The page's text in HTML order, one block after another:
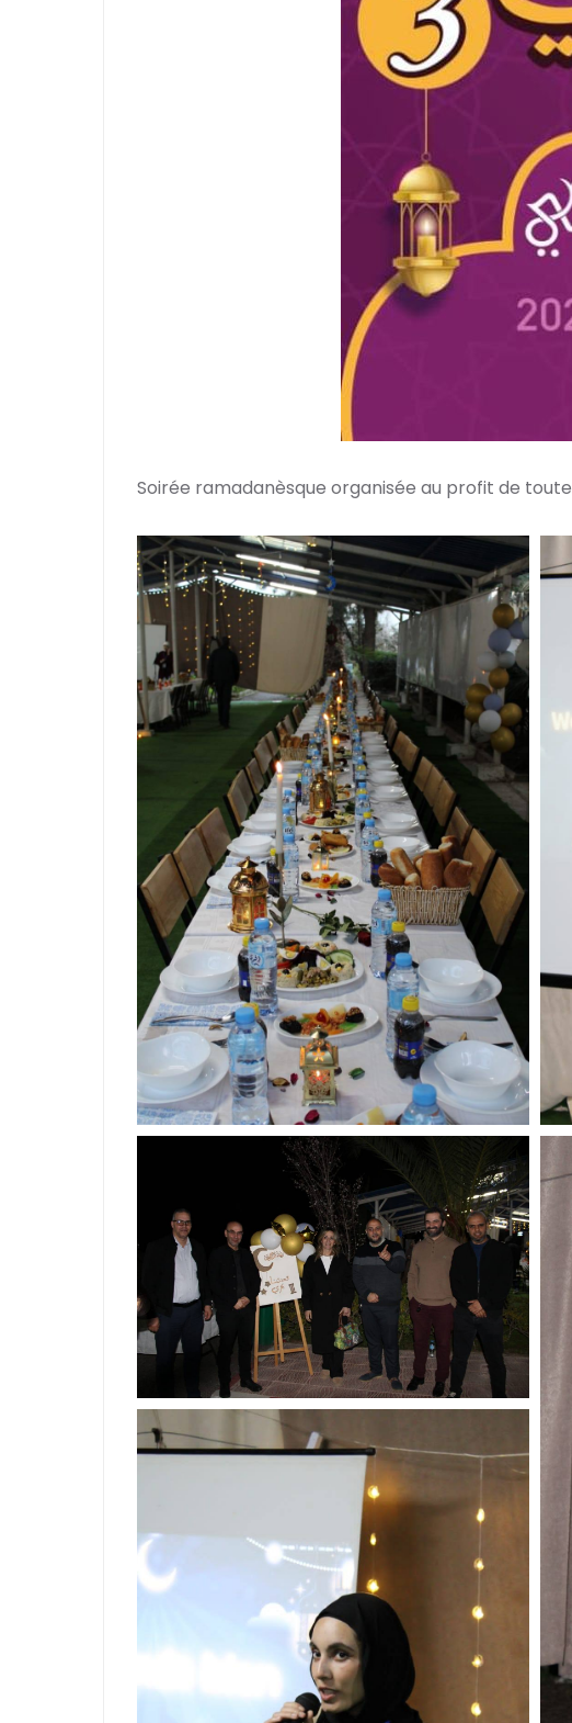
Soirée ramadanèsque organisée au profit de